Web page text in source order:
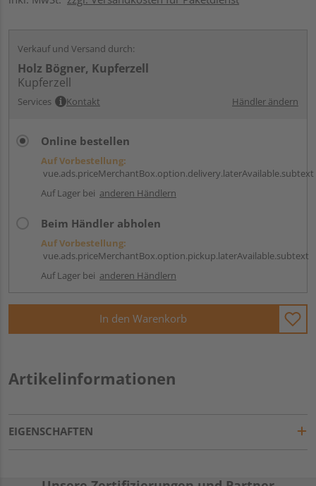
Verkauf und Versand durch:
Holz Bögner, Kupferzell
Kupferzell
Services Kontakt Händler ändern
Online bestellen
Auf Vorbestellung:
vue.ads.priceMerchantBox.option.delivery.laterAvailable.subtext
Auf Lager bei anderen Händlern
Beim Händler abholen
Auf Vorbestellung:
vue.ads.priceMerchantBox.option.pickup.laterAvailable.subtext
Auf Lager bei anderen Händlern
In den Warenkorb
Artikelinformationen
EIGENSCHAFTEN